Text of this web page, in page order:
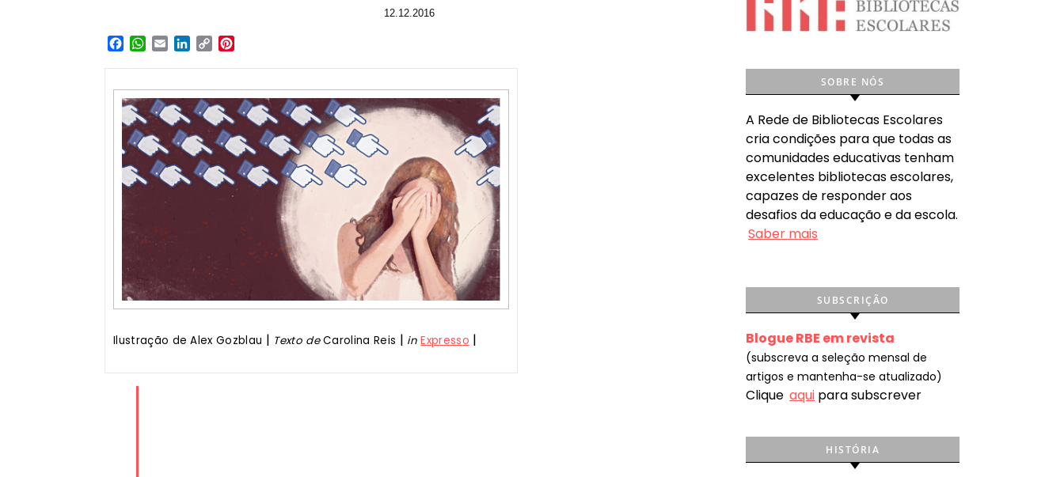
12.12.2016
Facebook
WhatsApp
EmailLinkedIn
Copy
Ilustração de Alex Gozblau | Texto deCarolina Reis | in Expresso |
SOBRE NÓS
A Rede de Bibliotecas Escolares
cria condições para que todas as
comunidades educativas tenham
excelentes bibliotecas escolares,
capazes de responder aos
desafios da educação e da escola.
Saber mais
SUBSCRIÇÃO
Blogue RBE em revista
(subscreva a seleção mensal de
artigos e mantenha-se atualizado)
Clique aqui para subscrever
HISTÓRIA